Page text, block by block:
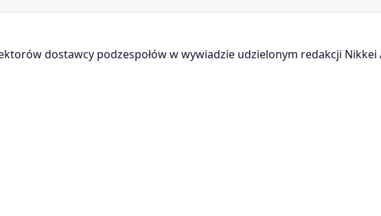
dostawcy podzespołów w wywiadzie udzielonym redakcji Nikkei